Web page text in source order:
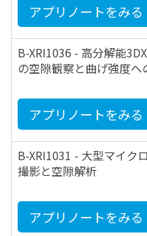
アプリノートをみる
B-XRI1036 - 高分解能
の空隙観察と曲げ強度へ
アプリノートをみる
B-XRI1031 - 大型マイク
撮影と空隙解析
アプリノートをみる